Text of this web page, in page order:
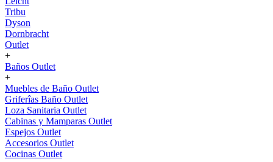
Tribu
Dyson
Dornbracht
Outlet
+
Baños Outlet
+
Muebles de Baño Outlet
Griferîas Baño Outlet
Loza Sanitaria Outlet
Cabinas y Mamparas Outlet
Espejos Outlet
Accesorios Outlet
Cocinas Outlet